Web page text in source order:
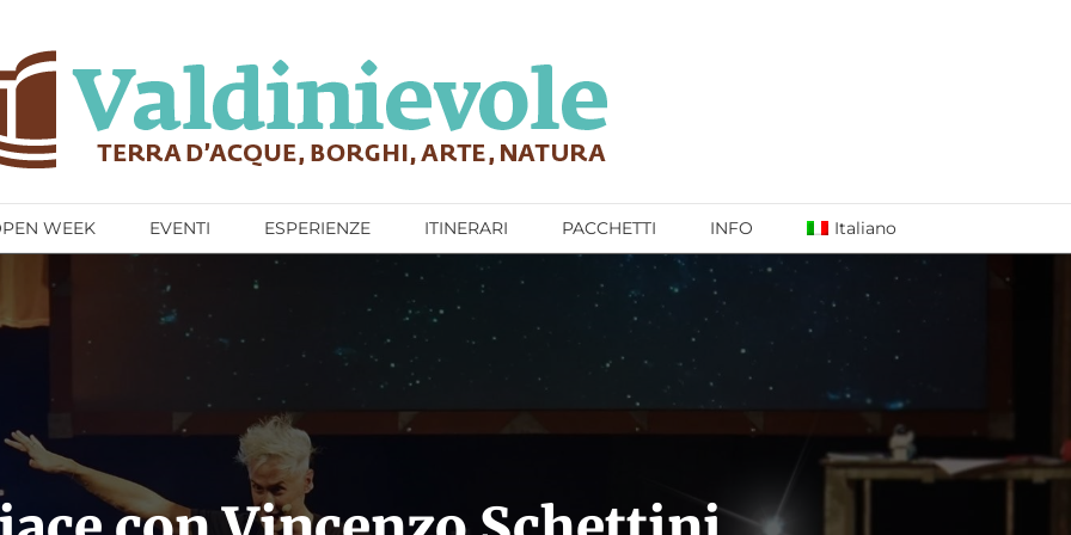
WEEK EVENTI ESPERIENZE ITINERARI PACCHETTI INFO Italiano